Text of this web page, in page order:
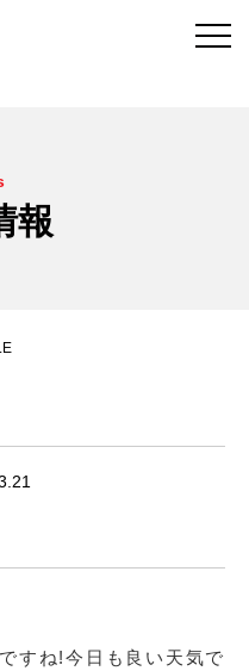
報
ですね!今日も良い天気で